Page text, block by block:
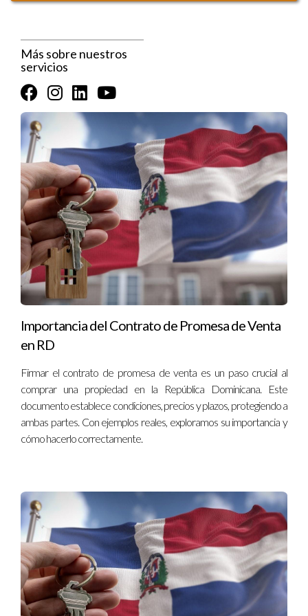
que también le dio confianza en su nueva inversión.
ESTUDIO DE CASO 2:
VERIFICACIÓN DE IMPUESTOS
Otro ejemplo es el de Javier y Ana, una pareja joven que
compró una casa en Punta Cana. Antes de cerrar el trato,
decidieron revisar los impuestos asociados a la propiedad.
Descubrieron que había impuestos atrasados que podrían
haber llevado a embargos futuros sobre su nueva casa.
Gracias a su diligencia, pudieron negociar con el vendedor
para que se pagaran esos impuestos antes del cierre del
trato. Esto les permitió mudarse sin preocupaciones
adicionales.
ESTUDIO DE CASO 3: PLANOS Y
LÍMITES
Finalmente, consideremos el caso de Miguel, quien compró un
terreno en la provincia de La Altagracia. Antes de hacer
cualquier oferta, se aseguró de revisar los planos y límites del
abordar este problema antes del cierre, Miguel pudo corregir
los límites y evitar conflictos futuros con los vecinos.
CONCLUSIÓN
La debida diligencia legal y técnica es un paso fundamental en
el proceso de compra de propiedades en la República
Más sobre nuestros
servicios
Importancia del Contrato de Promesa de Venta
en RD
Firmar el contrato de promesa de venta es un paso crucial al
comprar una propiedad en la República Dominicana. Este
documento establece condiciones, precios y plazos, protegiendo a
ambas partes. Con ejemplos reales, exploramos su importancia y
cómo hacerlo correctamente.